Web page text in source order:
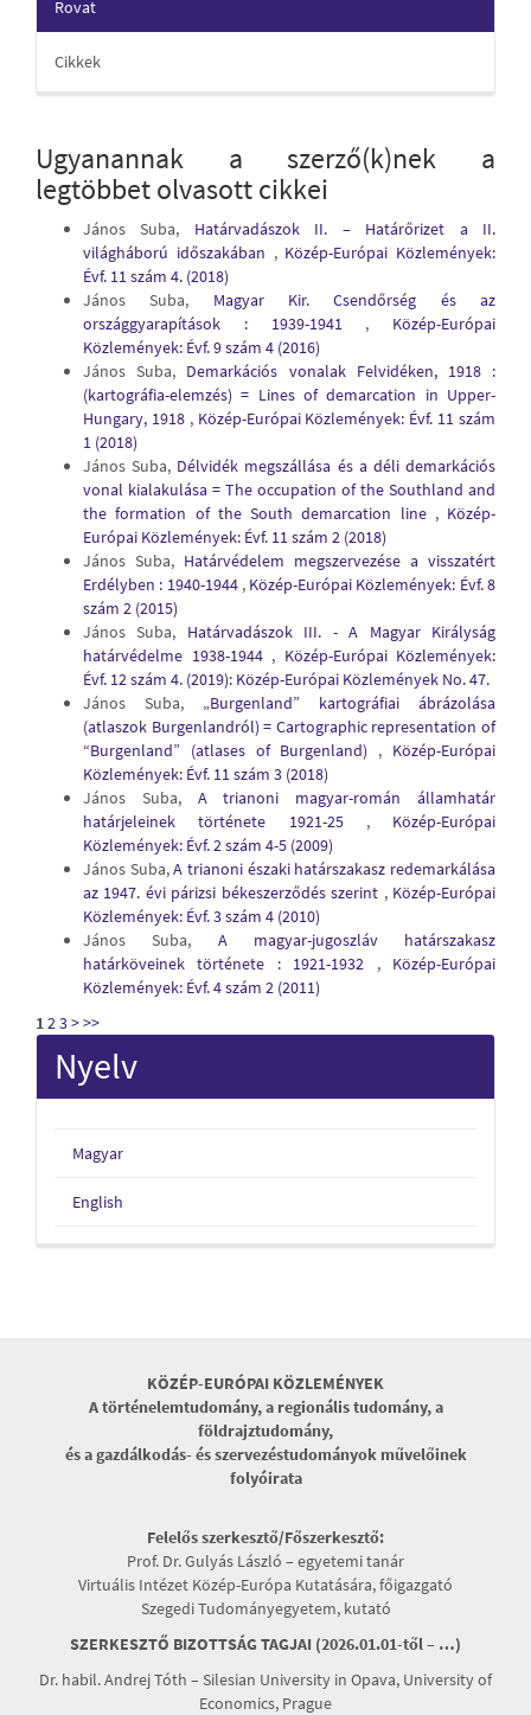
Rovat
Cikkek
Ugyanannak a szerző(k)nek a
legtöbbet olvasott cikkei
János Suba, Határvadászok II. – Határőrizet a II.
világháború időszakában , Közép-Európai Közlemények:
Évf. 11 szám 4. (2018)
János Suba, Magyar Kir. Csendőrség és az
országgyarapítások : 1939-1941 , Közép-Európai
Közlemények: Évf. 9 szám 4 (2016)
János Suba, Demarkációs vonalak Felvidéken, 1918 :
(kartográfia-elemzés) = Lines of demarcation in Upper-
Hungary, 1918 , Közép-Európai Közlemények: Évf. 11 szám
1 (2018)
János Suba, Délvidék megszállása és a déli demarkációs
vonal kialakulása = The occupation of the Southland and
the formation of the South demarcation line , Közép-
Európai Közlemények: Évf. 11 szám 2 (2018)
János Suba, Határvédelem megszervezése a visszatért
Erdélyben : 1940-1944 , Közép-Európai Közlemények: Évf. 8
szám 2 (2015)
János Suba, Határvadászok III. - A Magyar Királyság
határvédelme 1938-1944 , Közép-Európai Közlemények:
Évf. 12 szám 4. (2019): Közép-Európai Közlemények No. 47.
János Suba, „Burgenland” kartográfiai ábrázolása
(atlaszok Burgenlandról) = Cartographic representation of
“Burgenland” (atlases of Burgenland) , Közép-Európai
Közlemények: Évf. 11 szám 3 (2018)
János Suba, A trianoni magyar-román államhatár
határjeleinek története 1921-25 , Közép-Európai
Közlemények: Évf. 2 szám 4-5 (2009)
János Suba,A trianoni északi határszakasz redemarkálása
az 1947. évi párizsi békeszerződés szerint , Közép-Európai
Közlemények: Évf. 3 szám 4 (2010)
János Suba, A magyar-jugoszláv határszakasz
határköveinek története : 1921-1932 , Közép-Európai
Közlemények: Évf. 4 szám 2 (2011)
123>>>
Nyelv
Magyar
English
KÖZÉP-EURÓPAI KÖZLEMÉNYEK
A történelemtudomány, a regionális tudomány, a
földrajztudomány,
és a gazdálkodás- és szervezéstudományok művelőinek
folyóirata
Felelős szerkesztő/Főszerkesztő:
Prof. Dr. Gulyás László – egyetemi tanár
Virtuális Intézet Közép-Európa Kutatására, főigazgató
Szegedi Tudományegyetem, kutató
SZERKESZTŐ BIZOTTSÁG TAGJAI (2026.01.01-től – …)
Dr. habil. Andrej Tóth – Silesian University in Opava, University of
Economics, Prague